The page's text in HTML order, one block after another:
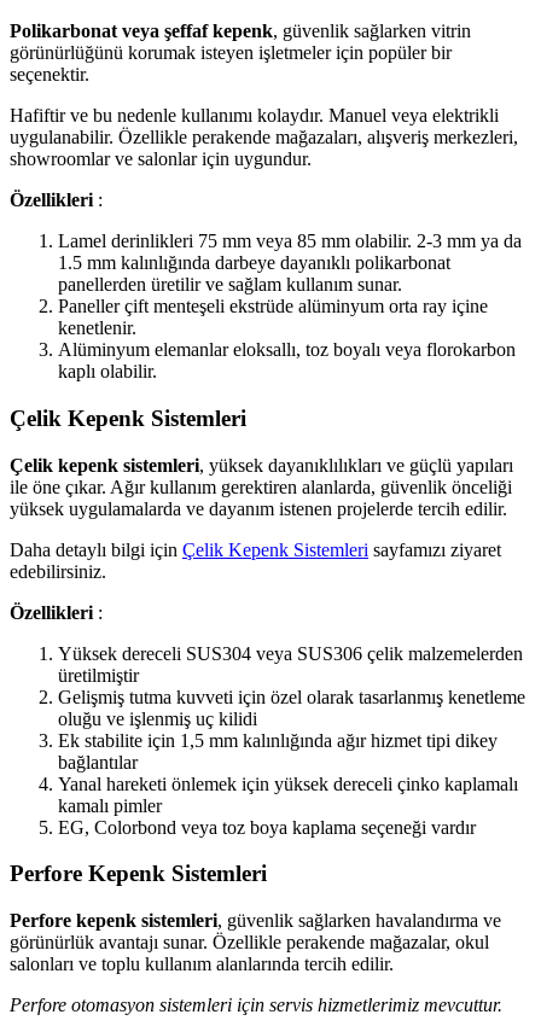
Polikarbonat veya şeffaf kepenk, güvenlik sağlarken vitrin
görünürlüğünü korumak isteyen işletmeler için popüler bir
seçenektir.
Hafiftir ve bu nedenle kullanımı kolaydır. Manuel veya elektrikli
uygulanabilir. Özellikle perakende mağazaları, alışveriş merkezleri,
showroomlar ve salonlar için uygundur.
Özellikleri :
Lamel derinlikleri 75 mm veya 85 mm olabilir. 2-3 mm ya da
1.5 mm kalınlığında darbeye dayanıklı polikarbonat
panellerden üretilir ve sağlam kullanım sunar.
Paneller çift menteşeli ekstrüde alüminyum orta ray içine
kenetlenir.
Alüminyum elemanlar eloksallı, toz boyalı veya florokarbon
kaplı olabilir.
Çelik Kepenk Sistemleri
Çelik kepenk sistemleri, yüksek dayanıklılıkları ve güçlü yapıları
ile öne çıkar. Ağır kullanım gerektiren alanlarda, güvenlik önceliği
yüksek uygulamalarda ve dayanım istenen projelerde tercih edilir.
Daha detaylı bilgi için Çelik Kepenk Sistemleri sayfamızı ziyaret
edebilirsiniz.
Özellikleri :
Yüksek dereceli SUS304 veya SUS306 çelik malzemelerden
üretilmiştir
Gelişmiş tutma kuvveti için özel olarak tasarlanmış kenetleme
oluğu ve işlenmiş uç kilidi
Ek stabilite için 1,5 mm kalınlığında ağır hizmet tipi dikey
bağlantılar
Yanal hareketi önlemek için yüksek dereceli çinko kaplamalı
kamalı pimler
EG, Colorbond veya toz boya kaplama seçeneği vardır
Perfore Kepenk Sistemleri
Perfore kepenk sistemleri, güvenlik sağlarken havalandırma ve
görünürlük avantajı sunar. Özellikle perakende mağazalar, okul
salonları ve toplu kullanım alanlarında tercih edilir.
Perfore otomasyon sistemleri için servis hizmetlerimiz mevcuttur.